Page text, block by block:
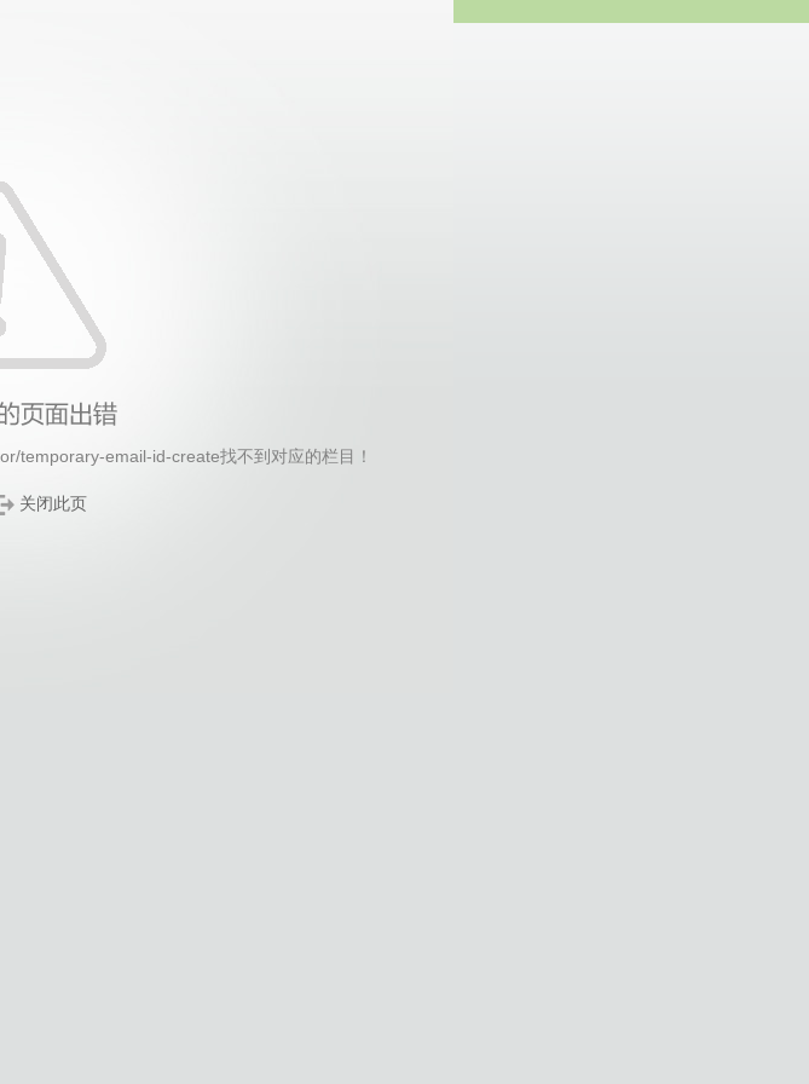
temporary-email-id-create找不到对应的栏目！
关闭此页